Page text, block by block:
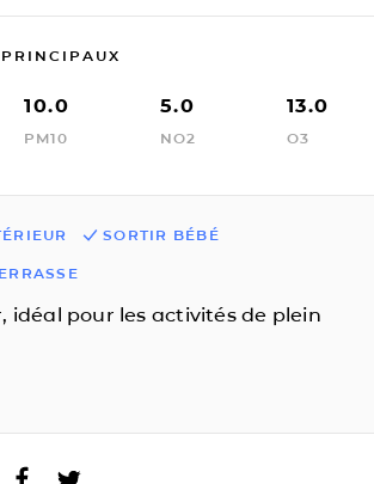
10.0
PM10
5.0
NO2
13.0
O3
SORTIR BÉBÉ
idéal pour les activités de plein